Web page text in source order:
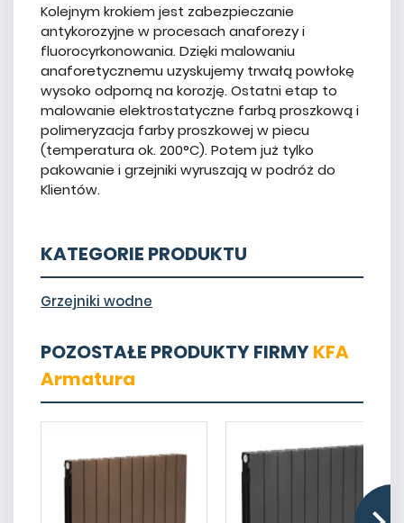
Kolejnym krokiem jest zabezpieczanie
antykorozyjne w procesach anaforezy i
fluorocyrkonowania. Dzięki malowaniu
anaforetycznemu uzyskujemy trwałą powłokę
wysoko odporną na korozję. Ostatni etap to
malowanie elektrostatyczne farbą proszkową i
polimeryzacja farby proszkowej w piecu
(temperatura ok. 200°C). Potem już tylko
pakowanie i grzejniki wyruszają w podróż do
Klientów.
KATEGORIE PRODUKTU
Grzejniki wodne
POZOSTAŁE PRODUKTY FIRMYKFA
Armatura